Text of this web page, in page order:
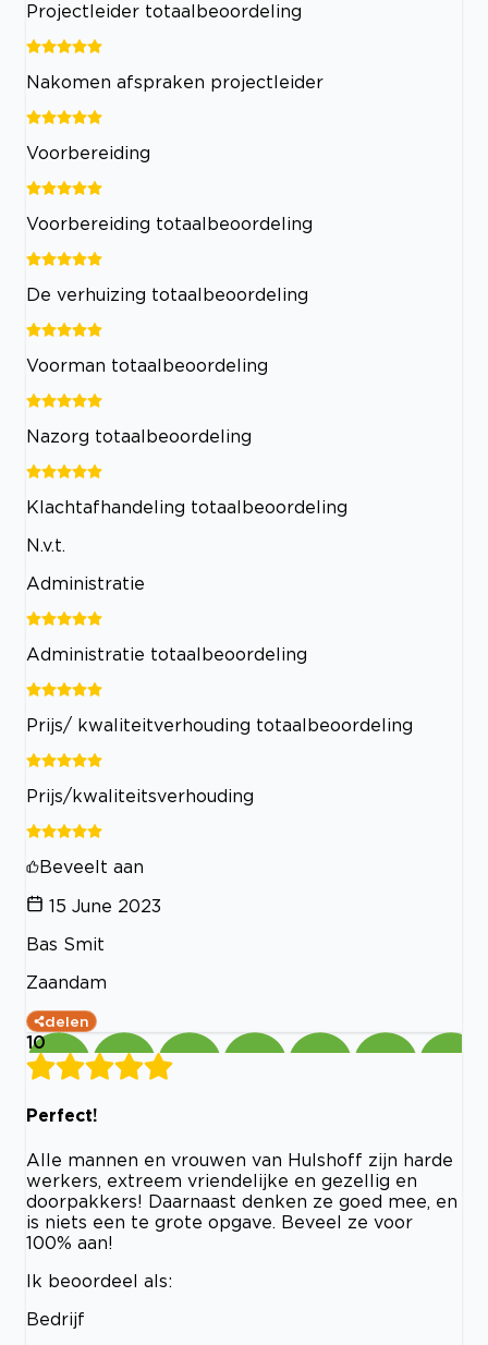
Projectleider totaalbeoordeling
Nakomen afspraken projectleider
Voorbereiding
Voorbereiding totaalbeoordeling
De verhuizing totaalbeoordeling
Voorman totaalbeoordeling
Nazorg totaalbeoordeling
Klachtafhandeling totaalbeoordeling
N.v.t.
Administratie
Administratie totaalbeoordeling
Prijs/ kwaliteitverhouding totaalbeoordeling
Prijs/kwaliteitsverhouding
Beveelt aan
15 June 2023
Bas Smit
Zaandam
delen
10
Perfect!
Alle mannen en vrouwen van Hulshoff zijn harde
werkers, extreem vriendelijke en gezellig en
doorpakkers! Daarnaast denken ze goed mee, en
is niets een te grote opgave. Beveel ze voor
100% aan!
Ik beoordeel als:
Bedrijf